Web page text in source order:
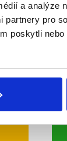
a analýze
pro
poskytli